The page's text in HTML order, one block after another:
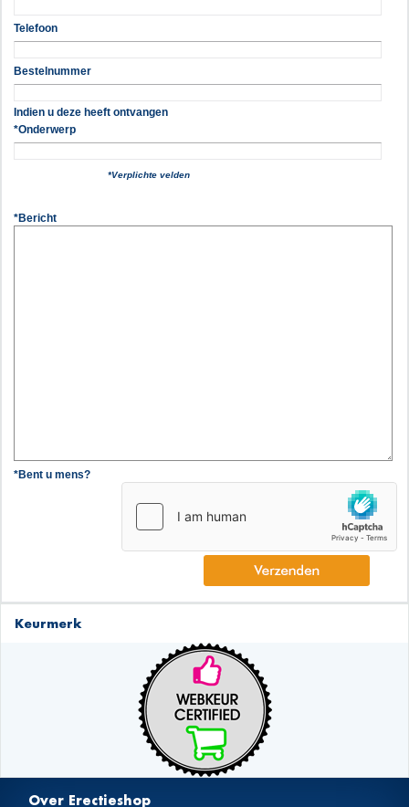
Telefoon
Bestelnummer
Indien u deze heeft ontvangen
*Onderwerp
*Verplichte velden
*Bericht
*Bent u mens?
Keurmerk
Over Erectieshop